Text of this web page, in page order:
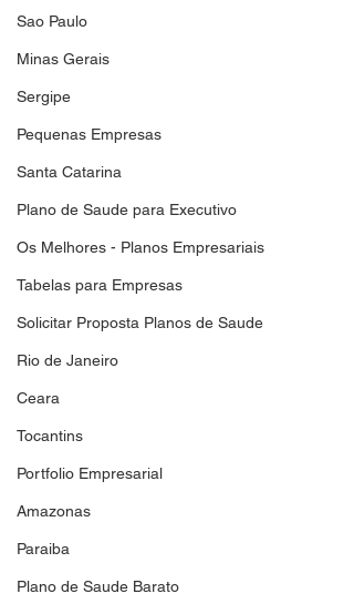
Sao Paulo
Minas Gerais
Sergipe
Pequenas Empresas
Santa Catarina
Plano de Saude para Executivo
Os Melhores - Planos Empresariais
Tabelas para Empresas
Solicitar Proposta Planos de Saude
Rio de Janeiro
Ceara
Tocantins
Portfolio Empresarial
Amazonas
Paraiba
Plano de Saude Barato